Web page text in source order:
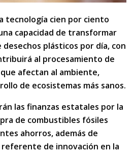
tecnología cien por ciento
capacidad de transformar
plásticos por día, con
al procesamiento de
afectan al ambiente,
de ecosistemas más sanos.
las finanzas estatales por la
de combustibles fósiles
ahorros, además de
de innovación en la